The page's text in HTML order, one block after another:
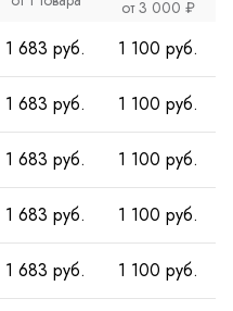
от 3 000 ₽
1 683 руб. 1 100 руб.
1 683 руб. 1 100 руб.
1 683 руб. 1 100 руб.
1 683 руб. 1 100 руб.
1 683 руб. 1 100 руб.